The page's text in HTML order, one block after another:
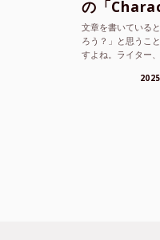
の「
文章を書いている
ろう？」と思うこ
すよね。ライター